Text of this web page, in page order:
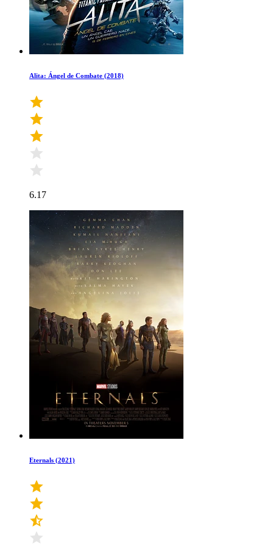
Alita: Ángel de Combate (2018)
6.17
Eternals (2021)